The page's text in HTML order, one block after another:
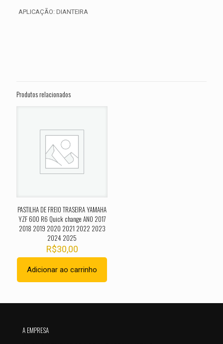
APLICAÇÃO: DIANTEIRA
Forty-Eight ANO 2011 2012 2013”
obrigatórios são marcados com
Sua avaliação
1 de 5
2 de 5
mail*
Produtos relacionados
PASTILHA DE FREIO TRASEIRA YAMAHA
YZF 600 R6 Quick change ANO 2017
2018 2019 2020 2021 2022 2023
2024 2025
R$30,00
Adicionar ao carrinho
A EMPRESA